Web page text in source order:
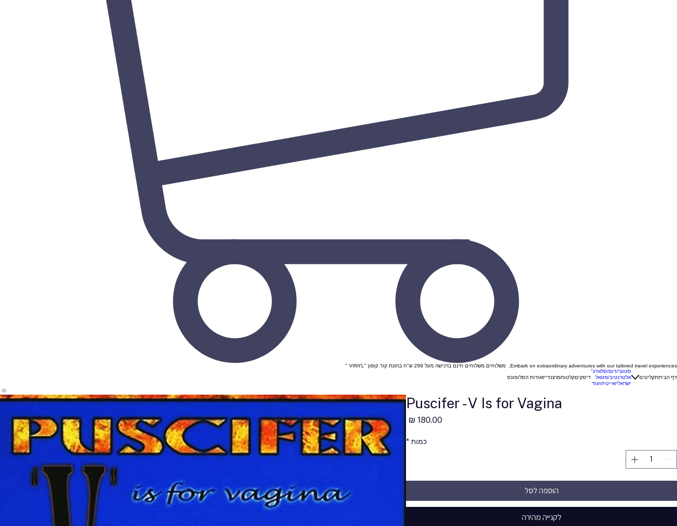
Embark on extraordinary adventures with our tailored travel experiences, משלוחים משלוחים חינם ברכישה מעל 299 ש"ח בהזנת קוד קופון "VINYL "
דף הביתתקליטים
סטונר/דום/סלאדג׳
אלטרנטיב/מטאל
ישראלי/אייטיז/ועוד
דיסקיםקלטותמרצנדייזאודות הסלומונס
Puscifer - V Is for Vagina
מחיר
כמות *
הוספה לסל
לקנייה מהירה